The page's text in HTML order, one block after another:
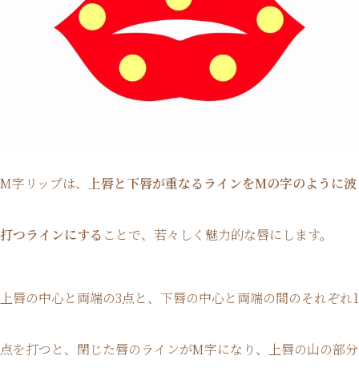
M字リップは、 上唇と下唇が重なるラインをMの字のように波
打つラインにする ことで、若々しく魅力的な唇にします。
上唇の中心と両端の3点と、下唇の中心と両端の間のそれぞれ1
点を打つと、閉じた唇のラインがM字になり、上唇の山の部分